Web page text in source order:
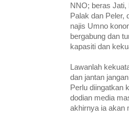
NNO; beras
Palak dan Peler,
najis Umno
bergabung dan
kapasiti dan
Lawanlah
dan jantan
Perlu diingatkan
dodian media
akhirnya ia akan